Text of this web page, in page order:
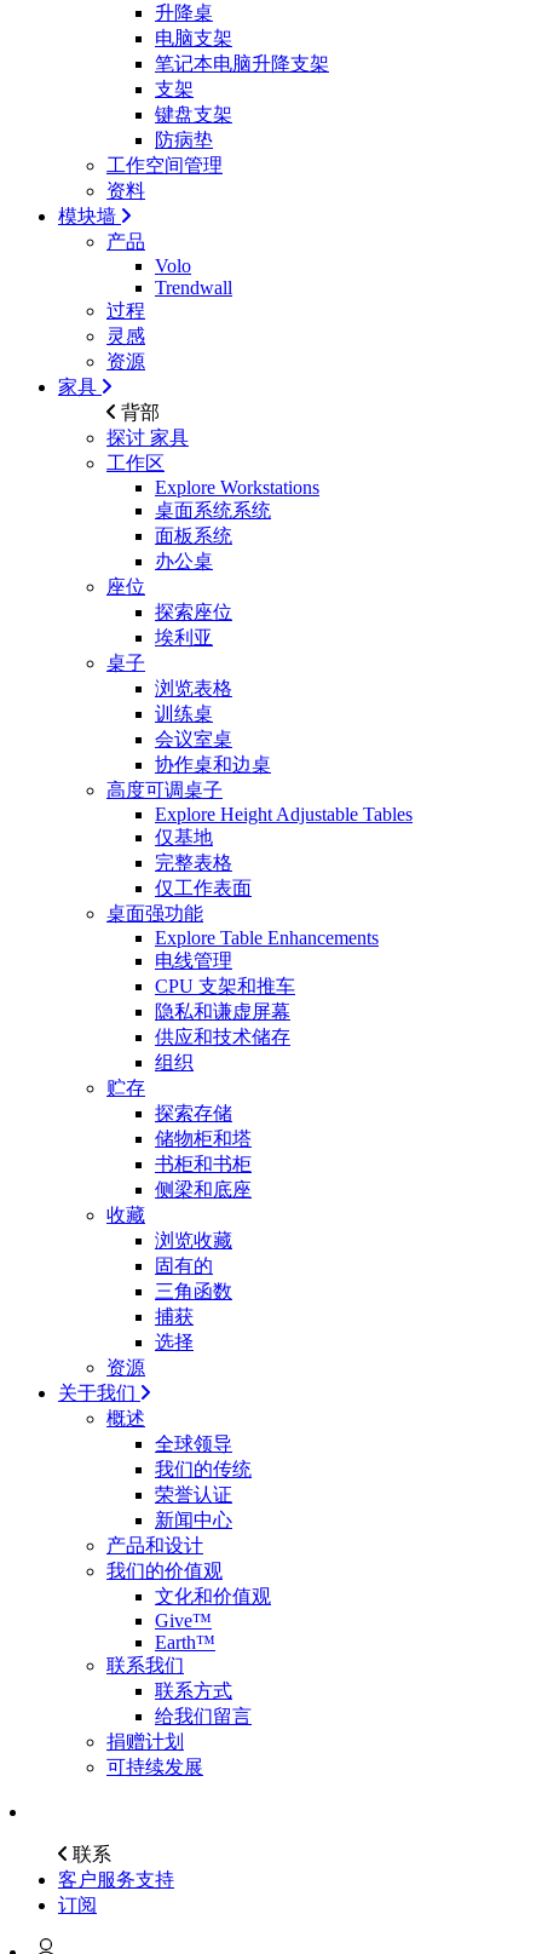
升降桌
电脑支架
笔记本电脑升降支架
支架
键盘支架
防病垫
工作空间管理
资料
模块墙
产品
Volo
Trendwall
过程
灵感
资源
家具
背部
探讨 家具
工作区
Explore Workstations
桌面系统系统
面板系统
办公桌
座位
探索座位
埃利亚
桌子
浏览表格
训练桌
会议室桌
协作桌和边桌
高度可调桌子
Explore Height Adjustable Tables
仅基地
完整表格
仅工作表面
桌面强功能
Explore Table Enhancements
电线管理
CPU 支架和推车
隐私和谦虚屏幕
供应和技术储存
组织
贮存
探索存储
储物柜和塔
书柜和书柜
侧梁和底座
收藏
浏览收藏
固有的
三角函数
捕获
选择
资源
关于我们
概述
全球领导
我们的传统
荣誉认证
新闻中心
产品和设计
我们的价值观
文化和价值观
Give™
Earth™
联系我们
联系方式
给我们留言
捐赠计划
可持续发展
联系
客户服务支持
订阅